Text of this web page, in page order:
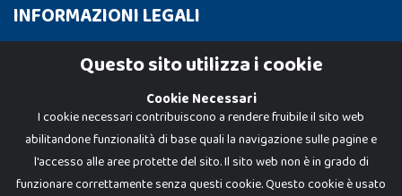
INFORMAZIONI LEGALI
Cookie PolicyQuesto sito utilizza i cookie
Cookie Necessari
I cookie necessari contribuiscono a rendere fruibile il sito web
abilitandone funzionalità di base quali la navigazione sulle pagine e
l'accesso alle aree protette del sito. Il sito web non è in grado di
funzionare correttamente senza questi cookie. Questo cookie è usato